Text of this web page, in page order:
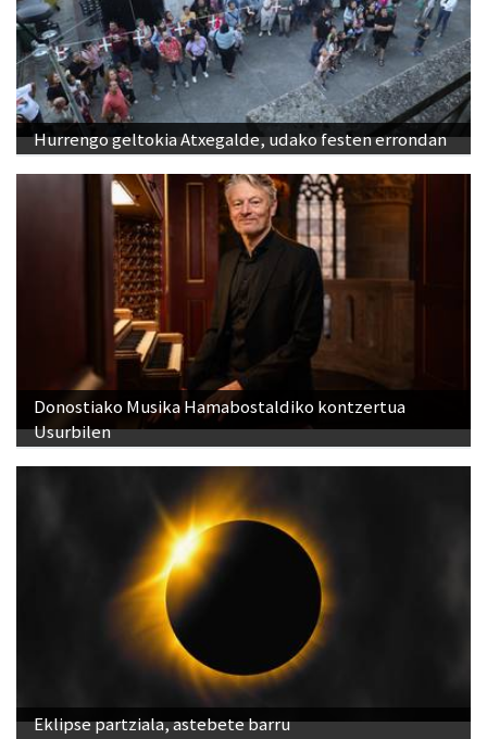
Hurrengo geltokia Atxegalde, udako festen errondan
Donostiako Musika Hamabostaldiko kontzertua
Usurbilen
Eklipse partziala, astebete barru